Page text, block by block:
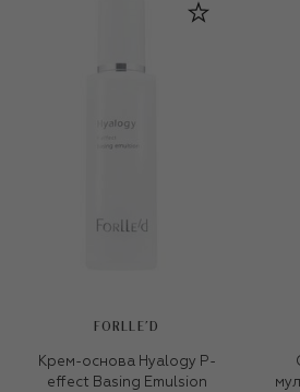
FORLLE'D
Крем-основа Hyalogy P-
effect Basing Emulsion